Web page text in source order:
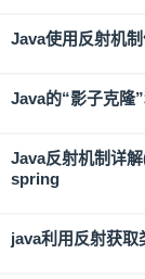
Java使用反射机
Java的“影子克隆
Java反射机制详
spring
java利用反射获取